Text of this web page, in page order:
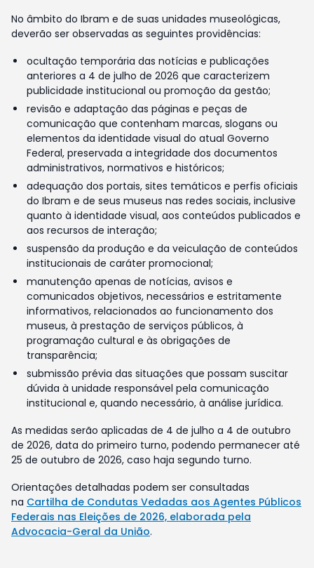
No âmbito do Ibram e de suas unidades museológicas,
deverão ser observadas as seguintes providências:
ocultação temporária das notícias e publicações
anteriores a 4 de julho de 2026 que caracterizem
publicidade institucional ou promoção da gestão;
revisão e adaptação das páginas e peças de
comunicação que contenham marcas, slogans ou
elementos da identidade visual do atual Governo
Federal, preservada a integridade dos documentos
administrativos, normativos e históricos;
adequação dos portais, sites temáticos e perfis oficiais
do Ibram e de seus museus nas redes sociais, inclusive
quanto à identidade visual, aos conteúdos publicados e
aos recursos de interação;
suspensão da produção e da veiculação de conteúdos
institucionais de caráter promocional;
manutenção apenas de notícias, avisos e
comunicados objetivos, necessários e estritamente
informativos, relacionados ao funcionamento dos
museus, à prestação de serviços públicos, à
programação cultural e às obrigações de
transparência;
submissão prévia das situações que possam suscitar
dúvida à unidade responsável pela comunicação
institucional e, quando necessário, à análise jurídica.
As medidas serão aplicadas de 4 de julho a 4 de outubro
de 2026, data do primeiro turno, podendo permanecer até
25 de outubro de 2026, caso haja segundo turno.
Orientações detalhadas podem ser consultadas
na Cartilha de Condutas Vedadas aos Agentes Públicos
Federais nas Eleições de 2026, elaborada pela
Advocacia-Geral da União.